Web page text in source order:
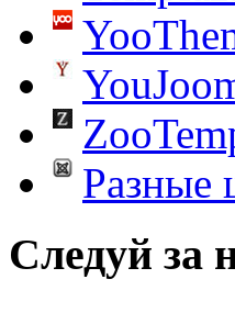
Разные
Следуй за